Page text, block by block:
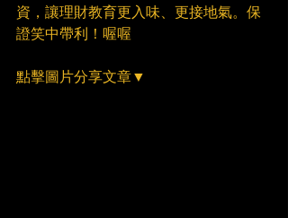
資，讓理財教育更入味、更接地氣。保
證笑中帶利！喔喔
點擊圖片分享文章▼